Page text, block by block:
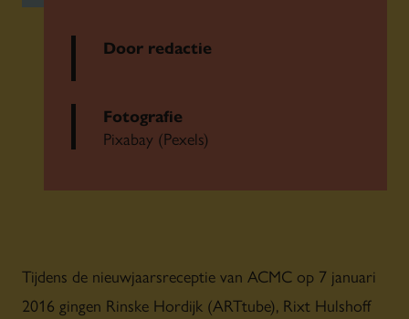
Door redactie
Fotografie
Pixabay (Pexels)
Tijdens de nieuwjaarsreceptie van ACMC op 7 januari
2016 gingen Rinske Hordijk (ARTtube), Rixt Hulshoff